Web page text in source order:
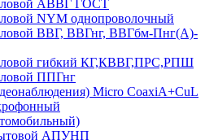
АВВГ ГОСТ
NYM однопроволочный
ВВГ, ВВГнг, ВВГбм-Пнг(А)-
гибкий КГ,КВВГ,ПРС,РПШ
ППГнг
Micro CoaxiA+CuL
АПУНП